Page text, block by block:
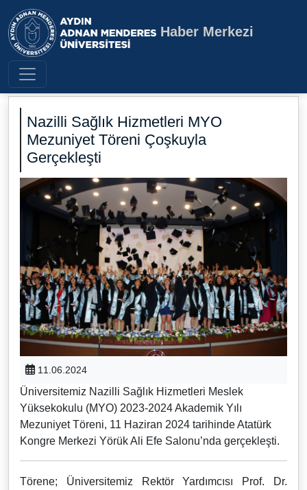
Aydın Adnan Menderes
Haber Merkezi
Nazilli Sağlık Hizmetleri MYO
Mezuniyet Töreni Çoşkuyla
Gerçekleşti
11.06.2024
Üniversitemiz Nazilli Sağlık Hizmetleri Meslek
Yüksekokulu (MYO) 2023-2024 Akademik Yılı
Mezuniyet Töreni, 11 Haziran 2024 tarihinde Atatürk
Kongre Merkezi Yörük Ali Efe Salonu’nda gerçekleşti.
Törene; Üniversitemiz Rektör Yardımcısı Prof. Dr.